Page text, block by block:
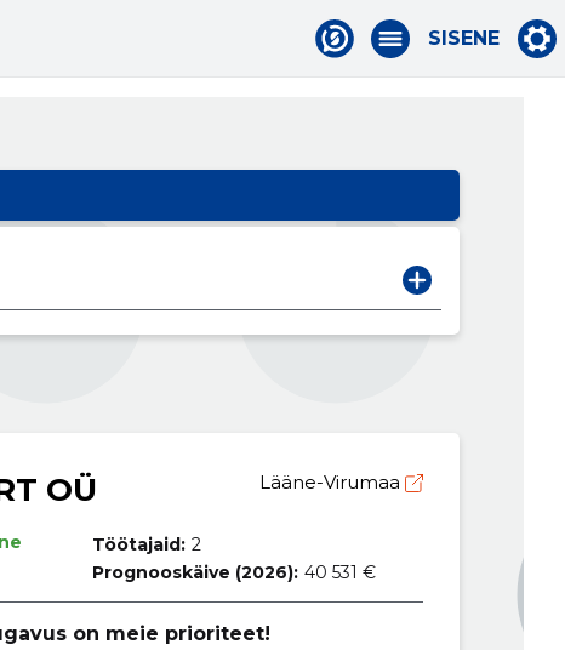
SISENE
OÜ Lääne-Virumaa
Töötajaid: 2
Prognooskäive (2026): 40 531 €
on meie prioriteet!